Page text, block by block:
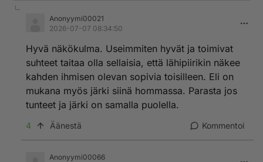
Anonyymi00021
2026-07-07 08:34:50
Hyvä näkökulma. Useimmiten hyvät ja toimivat
suhteet taitaa olla sellaisia, että lähipiirikin näkee
kahden ihmisen olevan sopivia toisilleen. Eli on
mukana myös järki siinä hommassa. Parasta jos
tunteet ja järki on samalla puolella.
4 Äänestä Kommentoi
Anonyymi00066